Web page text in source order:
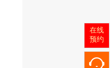
在线
预约